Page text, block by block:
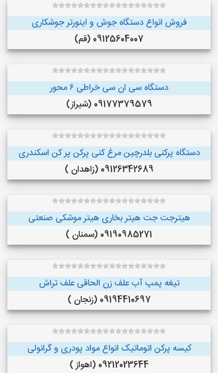
فروش انواع دستگاه جوش و اینورتر جوشکاری
09125604007 (قم)
دستگاه سی ان سی خراطی ۶ محور
09177379579 (شیراز)
دستگاه پرکنی بلدرچین مرغ کنی پرکن پر کن اسکندری
09126342689 (زاهدان )
هیترجت جت هیتر بخاری هیتر موشکی صنعتی
09190985271 (سمنان )
تیغه پمپ آب علف زن الحاقی علف تراش
09194410697 (زنجان )
کیسه پرکن اتوماتیک انواع مواد پودری و گرانولی
09212023644 (اهواز )